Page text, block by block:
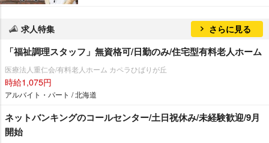
求人特集 さらに見る
「福祉調理スタッフ」無資格可/日勤のみ/住宅型有料老人ホーム
医療法人重仁会/有料老人ホーム カペラひばりが丘
時給1,075円
アルバイト・パート / 北海道
ネットバンキングのコールセンター/土日祝休み/未経験歓迎/9月
開始